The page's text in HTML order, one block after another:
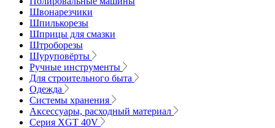
Швонарезчики
Шпилькорезы
Шприцы для смазки
Штроборезы
Шуруповёрты
Ручные инструменты
Для строительного быта
Одежда
Системы хранения
Аксессуары, расходный материал
Серия XGT 40V